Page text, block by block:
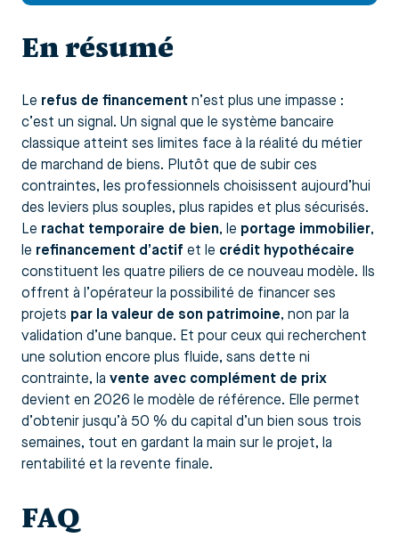
En résumé
Le refus de financement n’est plus une impasse :
c’est un signal. Un signal que le système bancaire
classique atteint ses limites face à la réalité du métier
de marchand de biens. Plutôt que de subir ces
contraintes, les professionnels choisissent aujourd’hui
des leviers plus souples, plus rapides et plus sécurisés.
Le rachat temporaire de bien, le portage immobilier,
le refinancement d’actif et le crédit hypothécaire
constituent les quatre piliers de ce nouveau modèle. Ils
offrent à l’opérateur la possibilité de financer ses
projets par la valeur de son patrimoine, non par la
validation d’une banque. Et pour ceux qui recherchent
une solution encore plus fluide, sans dette ni
contrainte, la vente avec complément de prix
devient en 2026 le modèle de référence. Elle permet
d’obtenir jusqu’à 50 % du capital d’un bien sous trois
semaines, tout en gardant la main sur le projet, la
rentabilité et la revente finale.
FAQ